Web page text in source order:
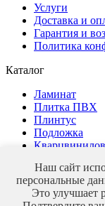
Услуги
Доставка и
Гарантия и
Политика
Каталог
Ламинат
Плитка ПВХ
Плинтус
Подложка
Магазин
Наш сайт
персональные
Это улучшает